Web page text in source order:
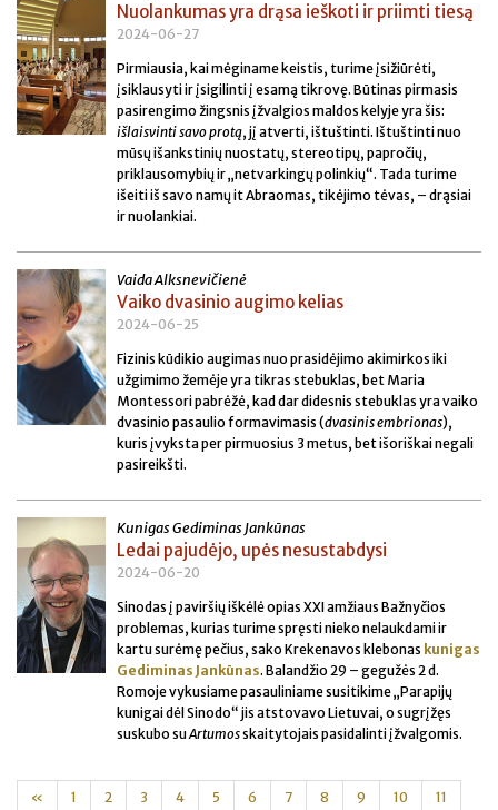
Nuolankumas yra drąsa ieškoti ir priimti tiesą
2024-06-27
Pirmiausia, kai mėginame keistis, turime įsižiūrėti,
įsiklausyti ir įsigilinti į esamą tikrovę. Būtinas pirmasis
pasirengimo žingsnis įžvalgios maldos kelyje yra šis:
išlaisvintisavo protą, jį atverti, ištuštinti. Ištuštinti nuo
mūsų išankstinių nuostatų, stereotipų, papročių,
priklausomybių ir „netvarkingų polinkių“. Tada turime
išeiti iš savo namų it Abraomas, tikėjimo tėvas, – drąsiai
ir nuolankiai.
Vaida Alksnevičienė
Vaiko dvasinio augimo kelias
2024-06-25
Fizinis kūdikio augimas nuo prasidėjimo akimirkos iki
užgimimo žemėje yra tikras stebuklas, bet Maria
Montessori pabrėžė, kad dar didesnis stebuklas yra vaiko
dvasinio pasaulio formavimasis (dvasinis embrionas),
kuris įvyksta per pirmuosius 3 metus, bet išoriškai negali
pasireikšti.
Kunigas Gediminas Jankūnas
Ledai pajudėjo, upės nesustabdysi
2024-06-20
Sinodas į paviršių iškėlė opias XXI amžiaus Bažnyčios
problemas, kurias turime spręsti nieko nelaukdami ir
kartu surėmę pečius, sako Krekenavos klebonas kunigas
Gediminas Jankūnas. Balandžio 29 – gegužės 2 d.
Romoje vykusiame pasauliniame susitikime „Parapijų
kunigai dėl Sinodo“ jis atstovavo Lietuvai, o sugrįžęs
suskubo suArtumosskaitytojais pasidalinti įžvalgomis.
« 1 2 3 4 5 6 7 8 9 10 11